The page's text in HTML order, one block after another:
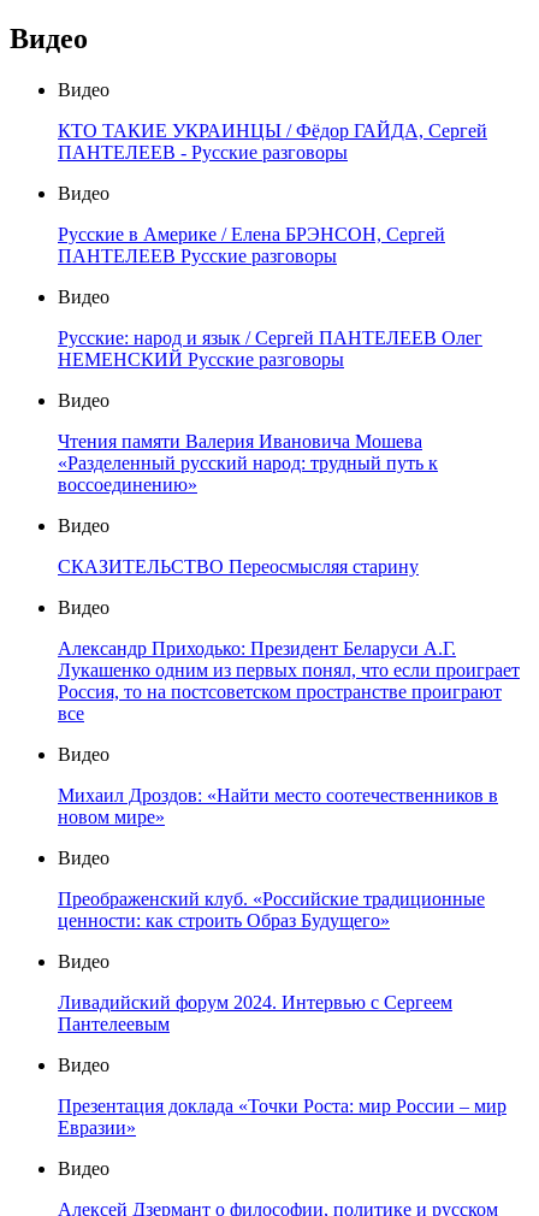
Видео
Видео
КТО ТАКИЕ УКРАИНЦЫ / Фёдор ГАЙДА, Сергей
ПАНТЕЛЕЕВ - Русские разговоры
Видео
Русские в Америке / Елена БРЭНСОН, Сергей
ПАНТЕЛЕЕВ Русские разговоры
Видео
Русские: народ и язык / Сергей ПАНТЕЛЕЕВ Олег
НЕМЕНСКИЙ Русские разговоры
Видео
Чтения памяти Валерия Ивановича Мошева
«Разделенный русский народ: трудный путь к
воссоединению»
Видео
СКАЗИТЕЛЬСТВО Переосмысляя старину
Видео
Александр Приходько: Президент Беларуси А.Г.
Лукашенко одним из первых понял, что если проиграет
Россия, то на постсоветском пространстве проиграют
все
Видео
Михаил Дроздов: «Найти место соотечественников в
новом мире»
Видео
Преображенский клуб. «Российские традиционные
ценности: как строить Образ Будущего»
Видео
Ливадийский форум 2024. Интервью с Сергеем
Пантелеевым
Видео
Презентация доклада «Точки Роста: мир России – мир
Евразии»
Видео
Алексей Дзермант о философии, политике и русском